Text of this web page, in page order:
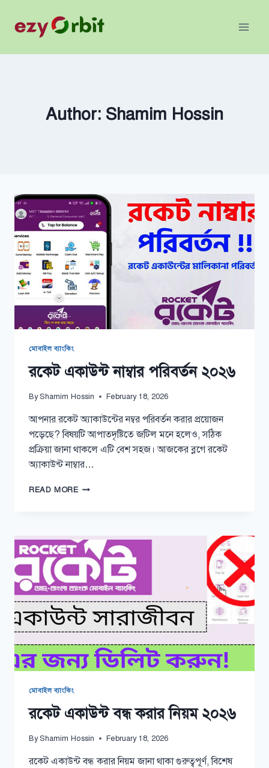
Author: Shamim Hossin
মোবাইল ব্যাংকিং
রকেট একাউন্ট নাম্বার পরিবর্তন ২০২৬
By Shamim Hossin February 18, 2026
আপনার রকেট অ্যাকাউন্টের নম্বর পরিবর্তন করার প্রয়োজন
পড়েছে? বিষয়টি আপাতদৃষ্টিতে জটিল মনে হলেও, সঠিক
প্রক্রিয়া জানা থাকলে এটি বেশ সহজ। আজকের ব্লগে রকেট
অ্যাকাউন্ট নাম্বার…
READ MOREরকেট
মোবাইল ব্যাংকিং
রকেট একাউন্ট বন্ধ করার নিয়ম ২০২৬
By Shamim Hossin February 18, 2026
রকেট একাউন্ট বন্ধ করার নিয়ম জানা থাকা গুরুত্বপূর্ণ, বিশেষ